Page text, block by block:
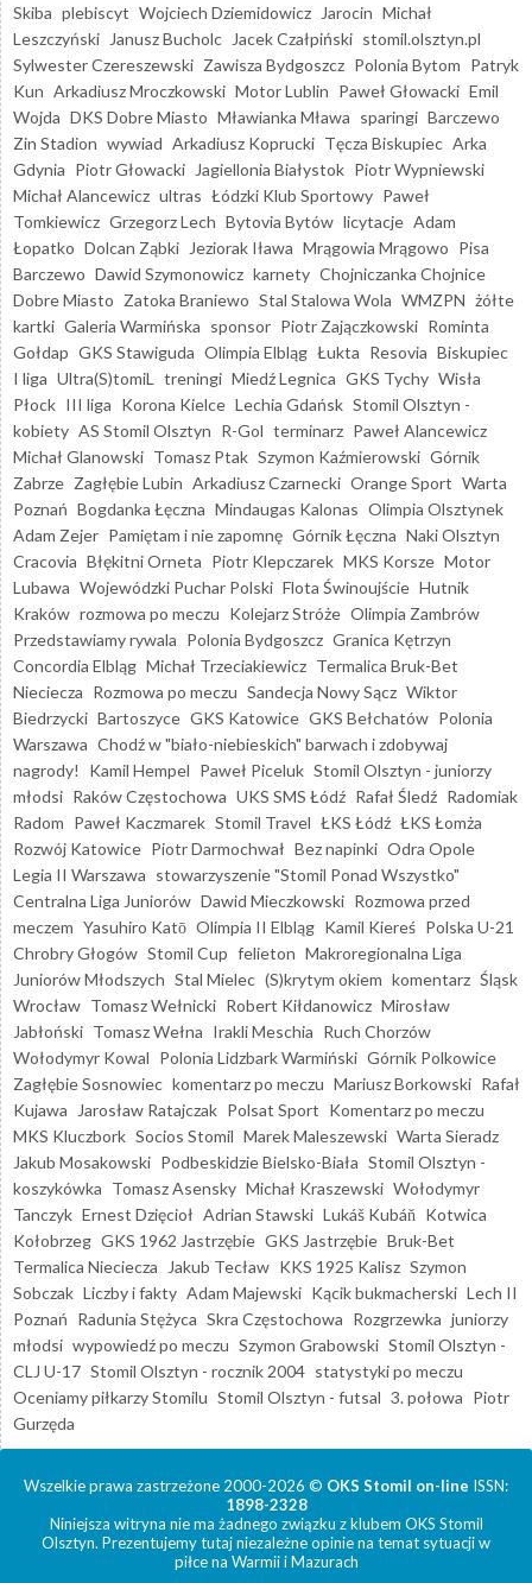
Skiba plebiscyt Wojciech Dziemidowicz Jarocin Michał
Leszczyński
Janusz Bucholc Jacek Czałpiński stomil.olsztyn.pl
Sylwester Czereszewski Zawisza Bydgoszcz Polonia Bytom Patryk
Kun Arkadiusz Mroczkowski Motor Lublin Paweł Głowacki Emil
Wojda DKS Dobre Miasto Mławianka Mława sparingi Barczewo
Zin Stadion wywiad Arkadiusz Koprucki Tęcza Biskupiec Arka
Gdynia Piotr Głowacki Jagiellonia Białystok Piotr Wypniewski
Michał Alancewicz ultras Łódzki Klub Sportowy Paweł
Tomkiewicz Grzegorz Lech Bytovia Bytów licytacje Adam
Łopatko Dolcan Ząbki Jeziorak Iława Mrągowia Mrągowo Pisa
Barczewo Dawid Szymonowicz karnety Chojniczanka Chojnice
Dobre Miasto Zatoka Braniewo Stal Stalowa Wola WMZPN żółte
kartki Galeria Warmińska sponsor Piotr Zajączkowski Rominta
Gołdap GKS Stawiguda Olimpia Elbląg Łukta Resovia Biskupiec
I liga Ultra(S)tomiL treningi Miedź Legnica GKS Tychy Wisła
Płock III liga Korona Kielce Lechia Gdańsk Stomil Olsztyn -
kobiety AS Stomil Olsztyn R-Gol terminarz Paweł Alancewicz
Michał Glanowski Tomasz Ptak Szymon Kaźmierowski Górnik
Zabrze Zagłębie Lubin Arkadiusz Czarnecki Orange Sport Warta
Poznań Bogdanka Łęczna Mindaugas Kalonas Olimpia Olsztynek
Adam Zejer Pamiętam i nie zapomnę Górnik Łęczna Naki Olsztyn
Cracovia Błękitni Orneta Piotr Klepczarek MKS Korsze Motor
Lubawa Wojewódzki Puchar Polski Flota Świnoujście Hutnik
Kraków rozmowa po meczu Kolejarz Stróże Olimpia Zambrów
Przedstawiamy rywala Polonia Bydgoszcz Granica Kętrzyn
Concordia Elbląg Michał Trzeciakiewicz Termalica Bruk-Bet
Nieciecza Rozmowa po meczu Sandecja Nowy Sącz Wiktor
Biedrzycki Bartoszyce GKS Katowice GKS Bełchatów Polonia
Warszawa Chodź w "biało-niebieskich" barwach i zdobywaj
nagrody!
Kamil Hempel Paweł Piceluk Stomil Olsztyn - juniorzy
młodsi Raków Częstochowa UKS SMS Łódź Rafał Śledź Radomiak
Radom Paweł Kaczmarek Stomil Travel ŁKS Łódź ŁKS Łomża
Rozwój Katowice Piotr Darmochwał Bez napinki Odra Opole
Legia II Warszawa stowarzyszenie "Stomil Ponad Wszystko"
Centralna Liga Juniorów Dawid Mieczkowski Rozmowa przed
meczem Yasuhiro Katō Olimpia II Elbląg Kamil Kiereś Polska U-21
Chrobry Głogów Stomil Cup felieton Makroregionalna Liga
Juniorów Młodszych Stal Mielec (S)krytym okiem komentarz Śląsk
Wrocław Tomasz Wełnicki Robert Kiłdanowicz Mirosław
Jabłoński Tomasz Wełna Irakli Meschia Ruch Chorzów
Wołodymyr Kowal Polonia Lidzbark Warmiński Górnik Polkowice
Zagłębie Sosnowiec komentarz po meczu Mariusz Borkowski Rafał
Kujawa
Jarosław Ratajczak Polsat Sport Komentarz po meczu
MKS Kluczbork Socios Stomil Marek Maleszewski Warta Sieradz
Jakub Mosakowski Podbeskidzie Bielsko-Biała Stomil Olsztyn -
koszykówka Tomasz Asensky Michał Kraszewski Wołodymyr
Tanczyk Ernest Dzięcioł Adrian Stawski Lukáš Kubáň Kotwica
Kołobrzeg GKS 1962 Jastrzębie GKS Jastrzębie Bruk-Bet
Termalica Nieciecza
Jakub Tecław KKS 1925 Kalisz Szymon
Sobczak Liczby i fakty Adam Majewski Kącik bukmacherski Lech II
Poznań Radunia Stężyca Skra Częstochowa Rozgrzewka juniorzy
młodsi wypowiedź po meczu Szymon Grabowski Stomil Olsztyn -
CLJ U-17 Stomil Olsztyn - rocznik 2004 statystyki po meczu
Oceniamy piłkarzy Stomilu Stomil Olsztyn - futsal 3. połowa Piotr
Gurzęda
Wszelkie prawa zastrzeżone 2000-2026 © OKS Stomil on-line ISSN:
1898-2328
Niniejsza witryna nie ma żadnego związku z klubem OKS Stomil
Olsztyn. Prezentujemy tutaj niezależne opinie na temat sytuacji w
piłce na Warmii i Mazurach